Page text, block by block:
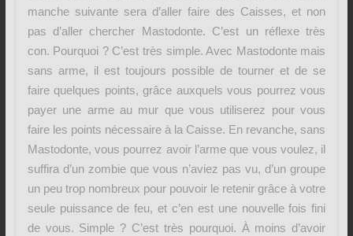
manche suivante sera d’aller faire des Caisses, et non
pas d’aller chercher Mastodonte. C’est un réflexe très
con. Pourquoi ? C’est très simple. Avec Mastodonte mais
sans arme, il est toujours possible de tourner et de se
faire quelques points, grâce auxquels vous pourrez vous
payer une arme au mur que vous utiliserez pour vous
faire les points nécessaire à la Caisse. En revanche, sans
Mastodonte, vous pourrez avoir l’arme que vous voulez, il
suffira d’un zombie que vous n’aviez pas vu, d’un groupe
un peu trop nombreux pour pouvoir le retenir grâce à votre
seule puissance de feu, et c’en est une nouvelle fois fini
de vous. Simple ? C’est très pourquoi. À moins d’avoir